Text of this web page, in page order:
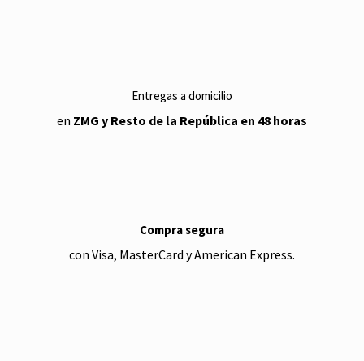
Entregas a domicilio
en ZMG y Resto de la República en 48 horas
Compra segura
con Visa, MasterCard y American Express.